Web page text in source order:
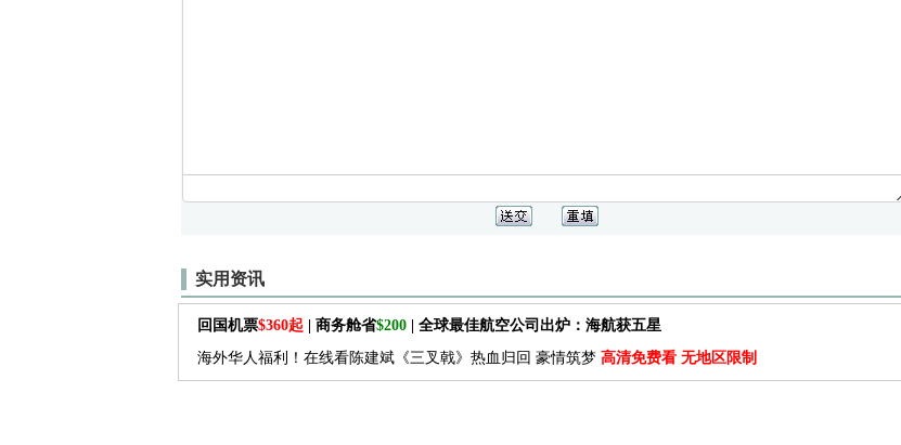
实用资讯
回国机票$360起 | 商务舱省$200| 全球最佳航空公司出炉：海航获五星
海外华人福利！在线看陈建斌《三叉戟》热血归回 豪情筑梦 高清免费看 无地区限制